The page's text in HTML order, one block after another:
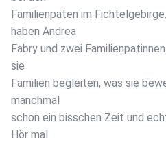
Familienpaten im
haben Andrea
Fabry und zwei
sie
Familien begleiten, was sie
manchmal
schon ein bisschen Zeit und
Hör mal